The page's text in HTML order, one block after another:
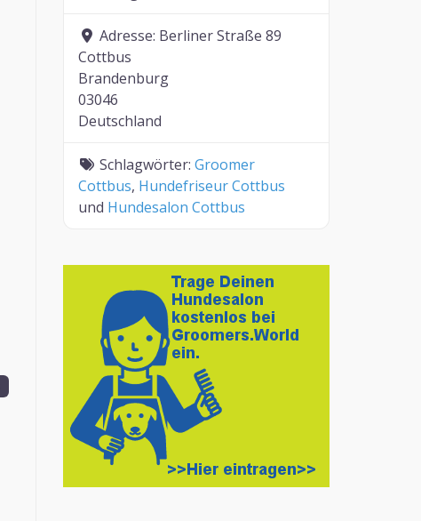
Adresse: Berliner Straße 89
Cottbus
Brandenburg
03046
Deutschland
Schlagwörter:Groomer
Cottbus, Hundefriseur Cottbus
und Hundesalon Cottbus